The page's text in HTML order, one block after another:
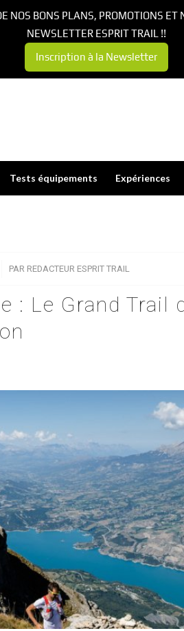
Tests équipements Expériences
PAR REDACTEUR ESPRIT TRAIL
: Le Grand Trail
NOS BONS PLANS, PROMOTIONS
NEWSLETTER ESPRIT TRAIL !!
Inscription à la Newsletter